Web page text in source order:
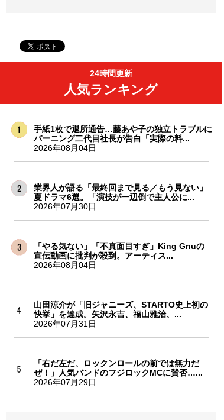
24時間更新
人気ランキング
手紙1枚で退所通告…藤あや子の独立トラブルに
バーニング二代目社長が告白「実際の料...
2026年08月04日
業界人が語る「最終回まで見る／もう見ない」
夏ドラマ6選。「演技が一辺倒で主人公に...
2026年07月30日
「やる気ない」「不真面目すぎ」King Gnuの
宣伝動画に批判が殺到。アーティス...
2026年08月04日
山田涼介が「旧ジャニーズ、STARTO史上初の
快挙」を達成。矢沢永吉、福山雅治、...
2026年07月31日
「右だ左だ、ロックンロールの前では無力だ
ぜ！」人気バンドのフジロックMCに賛否…...
2026年07月29日